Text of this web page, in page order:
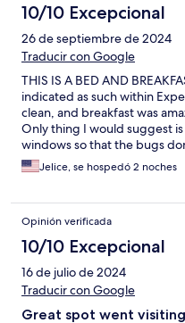
10/10 Excepcional
26 de septiembre de 2024
Traducir con Google
THIS IS A BED AND
indicated as such within
clean, and breakfast was
Only thing I would suggest
windows so that the bugs
air.Jelice, se hospedó 2 noches
Opinión verificada
10/10 Excepcional
16 de julio de 2024
Traducir con Google
Great spot went